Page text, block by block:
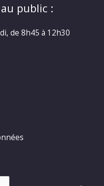
public :
de 8h45 à 12h30